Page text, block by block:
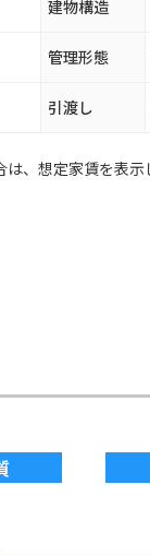
建物構造
管理形態
引渡し
、想定家賃を表示